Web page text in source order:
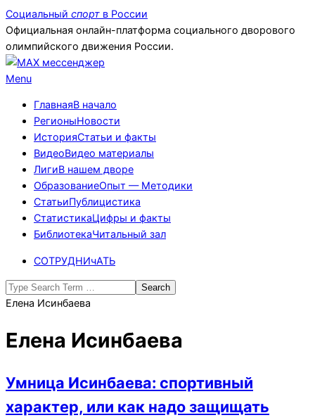
Skip
to
content
Социальный спорт в России
Официальная онлайн-платформа социального дворового
олимпийского движения России.
Primary
Menu
Menu
ГлавнаяВ начало
РегионыНовости
ИсторияСтатьи и факты
ВидеоВидео материалы
ЛигиВ нашем дворе
ОбразованиеОпыт — Методики
СтатьиПублицистика
СтатистикаЦифры и факты
БиблиотекаЧитальный зал
СОТРУДНИчАТЬ
Search
Елена Исинбаева
Елена Исинбаева
Умница Исинбаева: спортивный
характер, или как надо защищать